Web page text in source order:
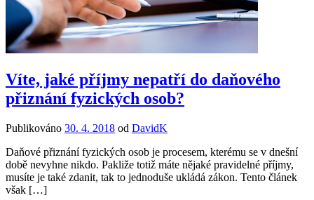
Víte, jaké příjmy nepatří do daňového
přiznání fyzických osob?
Publikováno 30. 4. 2018 od DavidK
Daňové přiznání fyzických osob je procesem, kterému se v dnešní
době nevyhne nikdo. Pakliže totiž máte nějaké pravidelné příjmy,
musíte je také zdanit, tak to jednoduše ukládá zákon. Tento článek
však […]